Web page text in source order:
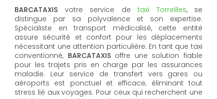
BARCATAXIS votre service de taxi Torreilles, se
distingue par sa polyvalence et son expertise.
Spécialiste en transport médicalisé, cette entité
assure sécurité et confort pour les déplacements
nécessitant une attention particulière. En tant que taxi
conventionné, BARCATAXISoffre une solution fiable
pour les trajets pris en charge par les assurances
maladie. Leur service de transfert vers gares ou
aéroports est ponctuel et efficace, éliminant tout
stress lié aux voyages. Pour ceux qui recherchent une